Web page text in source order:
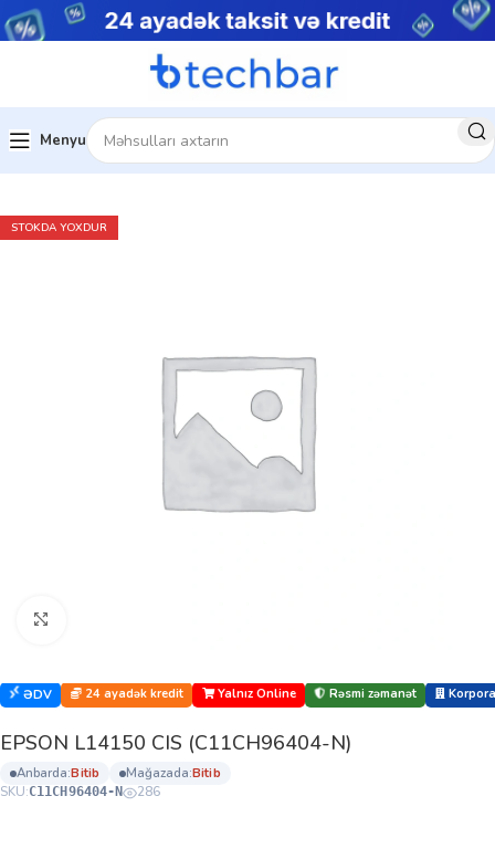
Menyu
Ev Çap avadanlıqları Skanerlər
STOKDA YOXDUR
ƏDV 24 ayadək kredit Yalnız Online Rəsmi zəmanət
EPSON L14150 CIS (C11CH96404-N)
anbarda: bi̇ti̇b mağazada: bi̇ti̇b
SKU:C11CH96404-N 286